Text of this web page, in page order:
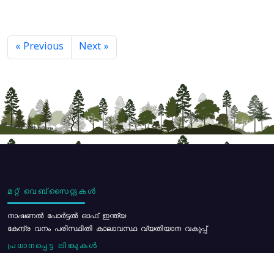
« Previous Next »
മറ്റ് വെബ്സൈറ്റുകൾ
നാഷണൽ പോർട്ടൽ ഓഫ് ഇന്ത്യ
കേന്ദ്ര വനം പരിസ്ഥിതി കാലാവസ്ഥ വ്യതിയാന വകുപ്പ്
പ്രധാനപ്പെട്ട ലിങ്കുകൾ